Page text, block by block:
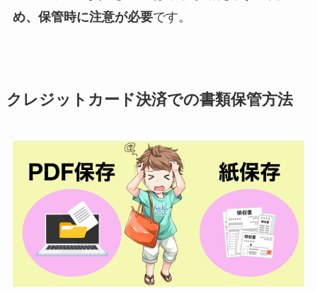
め、保管時に注意が必要です。
クレジットカード決済での書類保管方法